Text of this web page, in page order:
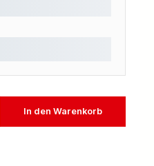
In den Warenkorb